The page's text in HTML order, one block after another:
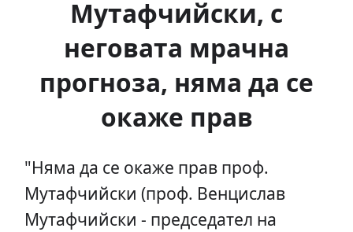
Мутафчийски, с
неговата мрачна
прогноза, няма да се
окаже прав
"Няма да се окаже прав проф.
Мутафчийски (проф. Венцислав
Мутафчийски - председател на